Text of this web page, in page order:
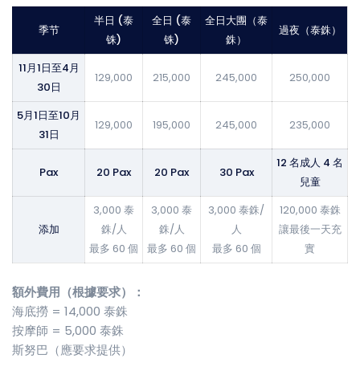
季节
半日 (泰
铢)
全日 (泰
铢)
全日大團（泰
銖）
過夜（泰銖）
11月1日至4月
30日
129,000 215,000 245,000 250,000
5月1日至10月
31日
129,000 195,000 245,000 235,000
Pax 20 Pax 20 Pax 30 Pax
12 名成人 4 名
兒童
添加
3,000 泰
銖/人
最多 60 個
3,000 泰
銖/人
最多 60 個
3,000 泰銖/
人
最多 60 個
120,000 泰銖
讓最後一天充
實
額外費用（根據要求）：
海底撈 = 14,000 泰銖
按摩師 = 5,000 泰銖
斯努巴（應要求提供）